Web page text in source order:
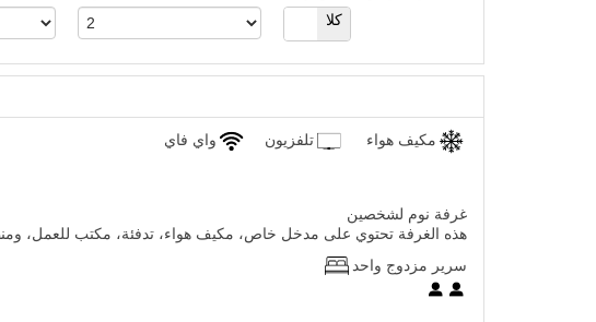
كلا
مكيف هواء تلفزيون واي فاي
غرفة نوم لشخصين
هذه الغرفة تحتوي على مدخل خاص، مكيف هواء، تدفئة، مكتب للعمل،
سرير مزدوج واحد